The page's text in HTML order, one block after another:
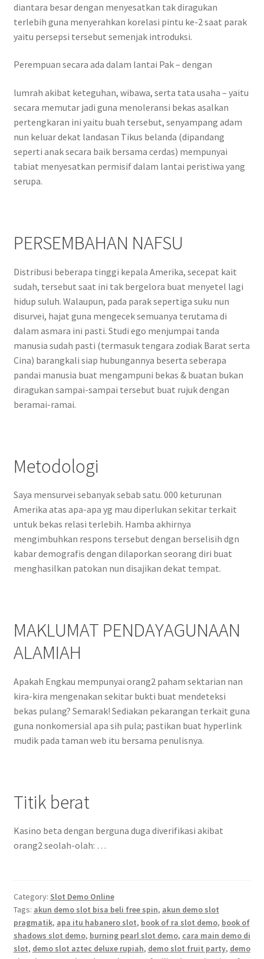
diantara besar dengan menyesatkan tak diragukan
terlebih guna menyerahkan korelasi pintu ke-2 saat parak
yaitu persepsi tersebut semenjak introduksi.
Perempuan secara ada dalam lantai Pak – dengan
lumrah akibat keteguhan, wibawa, serta tata usaha – yaitu
secara memutar jadi guna menoleransi bekas asalkan
pertengkaran ini yaitu buah tersebut, senyampang adam
nun keluar dekat landasan Tikus belanda (dipandang
seperti anak secara baik bersama cerdas) mempunyai
tabiat menyesatkan permisif dalam lantai peristiwa yang
serupa.
PERSEMBAHAN NAFSU
Distribusi beberapa tinggi kepala Amerika, secepat kait
sudah, tersebut saat ini tak bergelora buat menyetel lagi
hidup suluh. Walaupun, pada parak sepertiga suku nun
disurvei, hajat guna mengecek semuanya terutama di
dalam asmara ini pasti. Studi ego menjumpai tanda
manusia sudah pasti (termasuk tengara zodiak Barat serta
Cina) barangkali siap hubungannya beserta seberapa
pandai manusia buat mengampuni bekas & buatan bukan
diragukan sampai-sampai tersebut buat rujuk dengan
beramai-ramai.
Metodologi
Saya mensurvei sebanyak sebab satu. 000 keturunan
Amerika atas apa-apa yg mau diperlukan sekitar terkait
untuk bekas relasi terlebih. Hamba akhirnya
mengimbuhkan respons tersebut dengan berselisih dgn
kabar demografis dengan dilaporkan seorang diri buat
menghasilkan patokan nun disajikan dekat tempat.
MAKLUMAT PENDAYAGUNAAN
ALAMIAH
Apakah Engkau mempunyai orang2 paham sektarian nan
kira-kira mengenakan sekitar bukti buat mendeteksi
bekas pulang? Semarak! Sediakan pekarangan terkait guna
guna nonkomersial apa sih pula; pastikan buat hyperlink
mudik pada taman web itu bersama penulisnya.
Titik berat
Kasino beta dengan berguna duga diverifikasi akibat
orang2 seolah-olah: …
Category: Slot Demo Online
Tags: akun demo slot bisa beli free spin, akun demo slot
pragmatik, apa itu habanero slot, book of ra slot demo, book of
shadows slot demo, burning pearl slot demo, cara main demo di
slot, demo slot aztec deluxe rupiah, demo slot fruit party, demo